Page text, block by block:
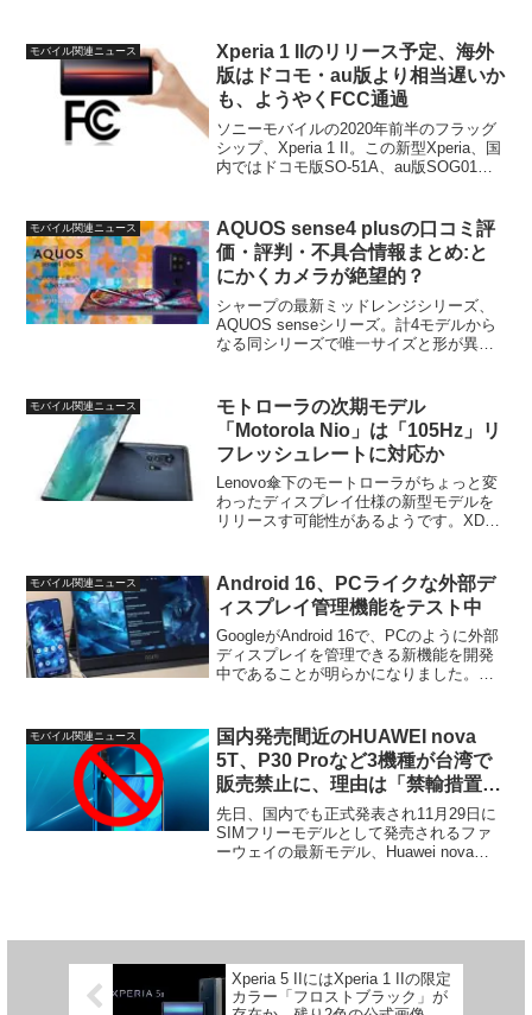
デュアルバ...
モバイル関連ニュース
Xperia 1 IIのリリース予定、海外
版はドコモ・au版より相当遅いか
も、ようやくFCC通過
ソニーモバイルの2020年前半のフラッグ
シップ、Xperia 1 II。この新型Xperia、国
内ではドコモ版SO-51A、au版SOG01の
旬以降」が予定されていた...
モバイル関連ニュース
AQUOS sense4 plusの口コミ評
価・評判・不具合情報まとめ:と
にかくカメラが絶望的？
シャープの最新ミッドレンジシリーズ、
AQUOS senseシリーズ。計4モデルから
なる同シリーズで唯一サイズと形が異な
シリーズのモデルと同じで...
モバイル関連ニュース
モトローラの次期モデル
「Motorola Nio」は「105Hz」リ
フレッシュレートに対応か
Lenovo傘下のモートローラがちょっと変
わったディスプレイ仕様の新型モデルを
リリースす可能性があるようです。XDA
ル、Motorola Nioのディスプ...
モバイル関連ニュース
Android 16、PCライクな外部デ
ィスプレイ管理機能をテスト中
GoogleがAndroid 16で、PCのように外部
ディスプレイを管理できる新機能を開発
中であることが明らかになりました。デ
った使い勝手の向上が期待されます。
モバイル関連ニュース
国内発売間近のHUAWEI nova
5T、P30 Proなど3機種が台湾で
販売禁止に、理由は「禁輸措置」
にあらず
先日、国内でも正式発表され11月29日に
SIMフリーモデルとして発売されるファ
ーウェイの最新モデル、Huawei nova
Xperia 5 IIにはXperia 1 IIの限定
カラー「フロストブラック」が